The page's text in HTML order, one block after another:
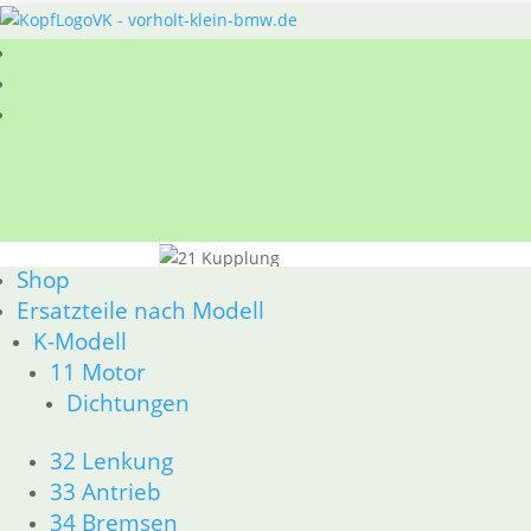
Shop
Ersatzteile nach Modell
K-Modell
11 Motor
Dichtungen
32 Lenkung
33 Antrieb
34 Bremsen
21 Kupplung
Kupplungsschalter
24,50
Artikelnummer: 1243403